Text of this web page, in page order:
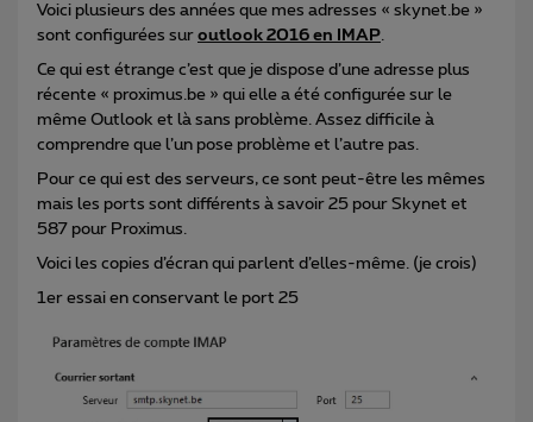
Voici plusieurs des années que mes adresses « skynet.be »
sont configurées sur outlook 2016 en IMAP
Ce qui est étrange c’est que je dispose d’une adresse plus
récente « proximus.be » qui elle a été configurée sur le
même Outlook et là sans problème. Assez difficile à
comprendre que l’un pose problème et l’autre pas.
Pour ce qui est des serveurs, ce sont peut-être les mêmes
mais les ports sont différents à savoir 25 pour Skynet et
587 pour Proximus.
Voici les copies d’écran qui parlent d’elles-même. (je crois)
1er essai en conservant le port 25